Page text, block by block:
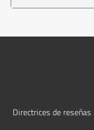
Directrices de reseñas